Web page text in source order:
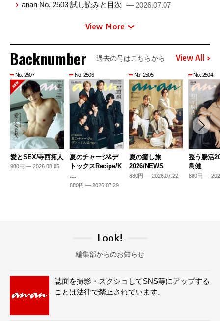
anan No. 2503 試し読みと目次 — 2026.07.07
View More
Backnumber 過去の号はこちらから View All
No. 2507
愛とSEX/寺西拓人
980円 — 2026.08.05
No. 2506
夏のチャージ&デ
トックスRecipe/K
…
880円 — 2026.07.29
No. 2505
夏の癒し旅
2026/NEWS
880円 — 2026.07.22
No. 2504
整う腸活
島健
880円 —
Look!
編集部からのお知らせ
誌面を撮影・スクショしてSNS等にアップする
ことは法律で禁止されています。